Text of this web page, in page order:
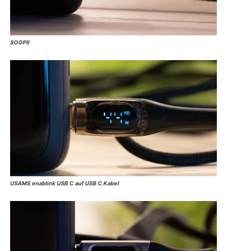
SOOPII
USAMS enablink USB C auf USB C Kabel